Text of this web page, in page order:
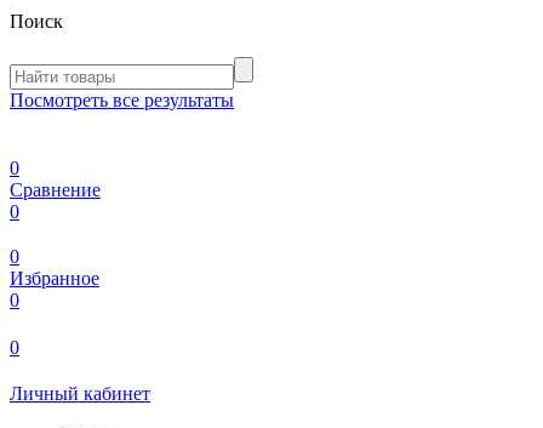
Поиск
Посмотреть все результаты
0
Сравнение
0
0
Избранное
0
0
Личный кабинет